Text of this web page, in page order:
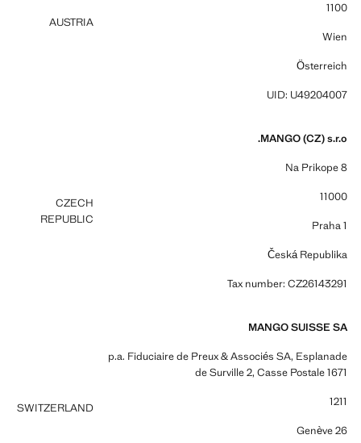
1100
Wien
Österreich
UID: U49204007
AUSTRIA
MANGO (CZ) s.r.o.
Na Prikope 8
11000
Praha 1
Česká Republika
Tax number: CZ26143291
CZECH
REPUBLIC
MANGO SUISSE SA
p.a. Fiduciaire de Preux & Associés SA, Esplanade
de Surville 2, Casse Postale 1671
1211
Genève 26
SWITZERLAND